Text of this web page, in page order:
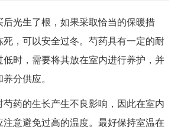
光生了根，如果采取恰当的保暖措
，可以安全过冬。芍药具有一定的耐
时，需要将其放在室内进行养护，并
分供应。
药的生长产生不良影响，因此在室内
意避免过高的温度。最好保持室温在